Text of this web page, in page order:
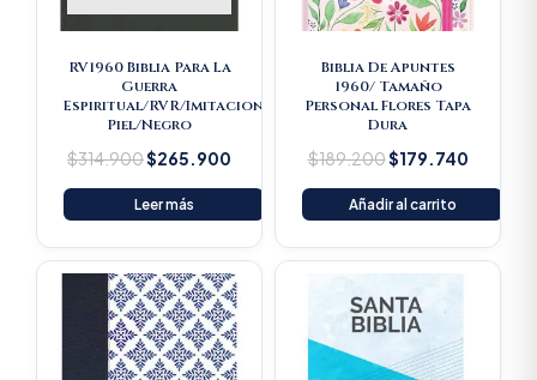
RV1960 Biblia Para La
Guerra
Espiritual/RVR/Imitacion
Piel/Negro
$314.900$265.900
Leer más
Biblia De Apuntes
1960/ Tamaño
Personal Flores Tapa
Dura
$189.200$179.740
Añadir al carrito
Original
price
was:
$16.500.
Current
$15.675.